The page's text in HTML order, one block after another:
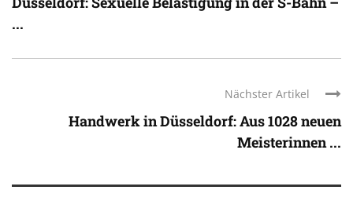
...
Nächster Artikel
Handwerk in Düsseldorf: Aus 1028 neuen
Meisterinnen ...